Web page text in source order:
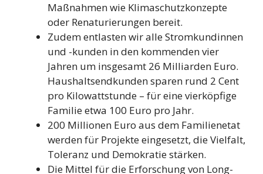
Maßnahmen wie Klimaschutzkonzepte
oder Renaturierungen bereit.
Zudem entlasten wir alle Stromkundinnen
und -kunden in den kommenden vier
Jahren um insgesamt 26 Milliarden Euro.
Haushaltsendkunden sparen rund 2 Cent
pro Kilowattstunde – für eine vierköpfige
Familie etwa 100 Euro pro Jahr.
200 Millionen Euro aus dem Familienetat
werden für Projekte eingesetzt, die Vielfalt,
Toleranz und Demokratie stärken.
Die Mittel für die Erforschung von Long-